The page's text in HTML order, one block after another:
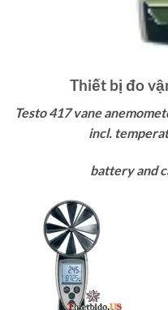
Thiết bị đo
Testo 417 vane
incl.
battery and